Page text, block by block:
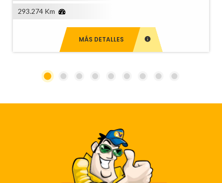
293.274 Km
MÁS DETALLES